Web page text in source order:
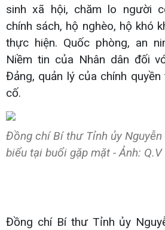
sinh xã hội, chăm lo người
chính sách, hộ nghèo, hộ khó
thực hiện. Quốc phòng, an
Niềm tin của Nhân dân đối
Đảng, quản lý của chính
cố.
Đồng chí Bí thư Tỉnh ủy
biểu tại buổi gặp mặt - Ảnh: Q.V
Đồng chí Bí thư Tỉnh ủy